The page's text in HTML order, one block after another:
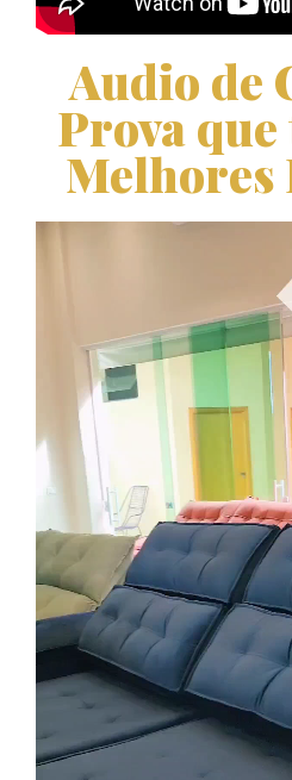
Audio de
Prova que
Melhores